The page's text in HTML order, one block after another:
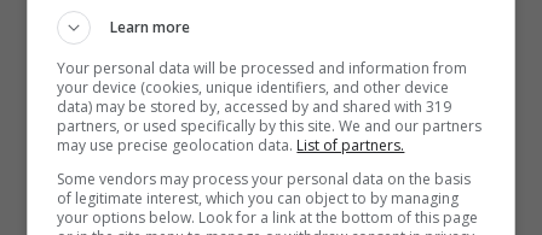
Chiesa obiettivo dei Red Devils, ma la Juve dice no – Foto
ANSA – Stopandgoal.net
La Juve, però, non fa sconti e continua a
chiedere per Chiesa la stessa cifra della scorsa
estate.I bianconeri, infatti, non scendono
Learn more
Your personal data will be processed and information from
your device (cookies, unique identifiers, and other device
data) may be stored by, accessed by and shared with 319
partners, or used specifically by this site. We and our partners
may use precise geolocation data. List of partners.
Some vendors may process your personal data on the basis
of legitimate interest, which you can object to by managing
your options below. Look for a link at the bottom of this page